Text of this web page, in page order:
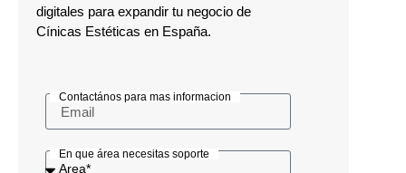
digitales para expandir tu negocio de
Cínicas Estéticas en España.
Contactános para mas informacion
En que área necesitas soporte